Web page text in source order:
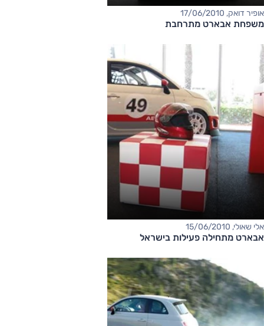
אופיר דואק, 17/06/2010
משפחת אבארט מתרחבת
אלי שאולי, 15/06/2010
אבארט מתחילה פעילות בישראל